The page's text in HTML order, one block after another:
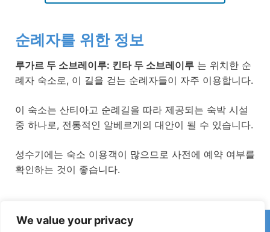
We value your privacy
순례자를 위한 정보
루가르 두 소브레이루: 킨타 두 소브레이루 는 위치한 순
례자 숙소로, 이 길을 걷는 순례자들이 자주 이용합니다.
이 숙소는 산티아고 순례길을 따라 제공되는 숙박 시설
중 하나로, 전통적인 알베르게의 대안이 될 수 있습니다.
성수기에는 숙소 이용객이 많으므로 사전에 예약 여부를
확인하는 것이 좋습니다.
카미노에서 잘못된 정보나 최근 변경 사항을 발견하셨나요?